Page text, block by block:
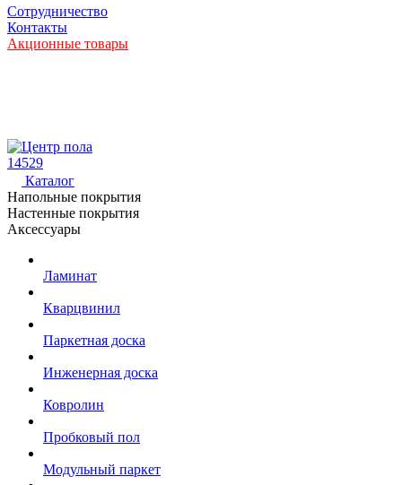
Сотрудничество
Контакты
Акционные товары
14529
Каталог
Напольные покрытия
Настенные покрытия
Аксессуары
Ламинат
Кварцвинил
Паркетная доска
Инженерная доска
Ковролин
Пробковый пол
Модульный паркет